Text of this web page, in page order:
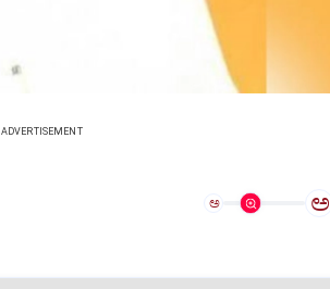
ADVERTISEMENT
ಅ ಅ